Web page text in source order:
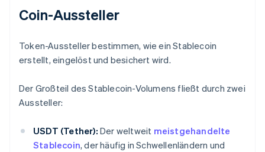
Coin-Aussteller
Token-Aussteller bestimmen, wie ein Stablecoin
erstellt, eingelöst und besichert wird.
Der Großteil des Stablecoin-Volumens fließt durch zwei
Aussteller:
USDT (Tether): Der weltweit meistgehandelte
Stablecoin, der häufig in Schwellenländern und